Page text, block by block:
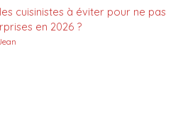
cuisinistes à éviter pour ne pas
en 2026 ?